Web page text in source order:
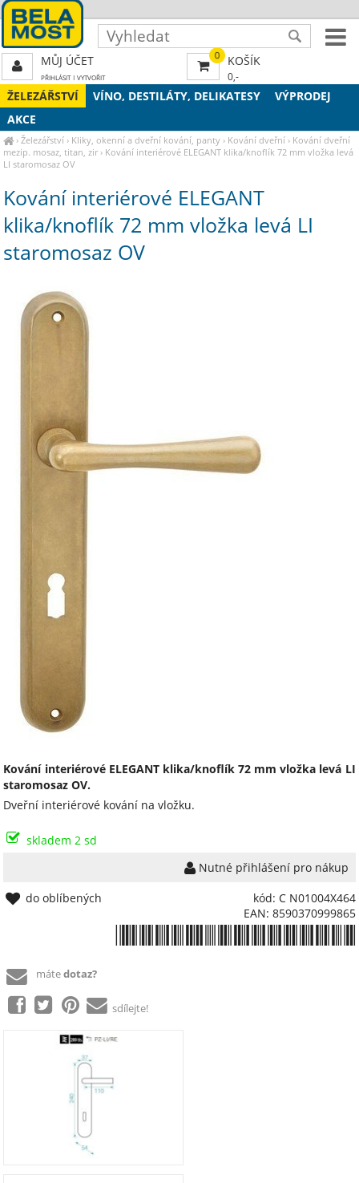
ŽELEZÁŘSTVÍ VÍNO, DESTILÁTY, DELIKATESY
VÝPRODEJ
AKCE
›Železářství › Kliky, okenní a dveřní kování, panty › Kování dveřní › Kování dveřní
mezip. mosaz, titan, zir › Kování interiérové ELEGANT klika/knoflík 72 mm vložka levá
LI staromosaz OV
Kování interiérové ELEGANT
klika/knoflík 72 mm vložka levá LI
staromosaz OV
Kování interiérové ELEGANT klika/knoflík 72 mm vložka levá LI
staromosaz OV.
Dveřní interiérové kování na vložku.
skladem 2 sd
Nutné přihlášení pro nákup
kód: C N01004X464
EAN: 8590370999865
do oblíbených
mátedotaz?
sdílejte!
0 KOŠÍK
0,-
MŮJ ÚČET
PŘIHLÁSIT| VYTVOŘIT